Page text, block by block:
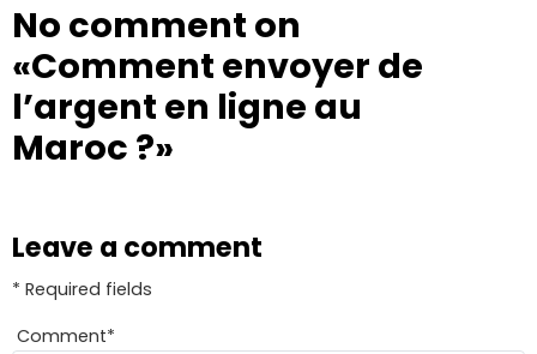
No comment on
«Comment envoyer de
l’argent en ligne au
Maroc ?»
Leave a comment
* Required fields
Comment*